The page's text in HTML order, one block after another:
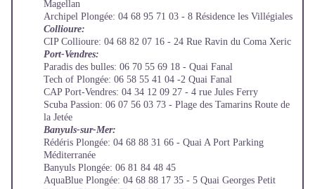
Magellan
Archipel Plongée: 04 68 95 71 03 - 8 Résidence les Villégiales
Collioure:
CIP Collioure: 04 68 82 07 16 - 24 Rue Ravin du Coma Xeric
Port-Vendres:
Paradis des bulles: 06 70 55 69 18 - Quai Fanal
Tech of Plongée: 06 58 55 41 04 -2 Quai Fanal
CAP Port-Vendres: 04 34 12 09 27 - 4 rue Jules Ferry
Scuba Passion: 06 07 56 03 73 - Plage des Tamarins Route de
la Jetée
Banyuls-sur-Mer:
Rédéris Plongée: 04 68 88 31 66 - Quai A Port Parking
Méditerranée
Banyuls Plongée: 06 81 84 48 45
AquaBlue Plongée: 04 68 88 17 35 - 5 Quai Georges Petit